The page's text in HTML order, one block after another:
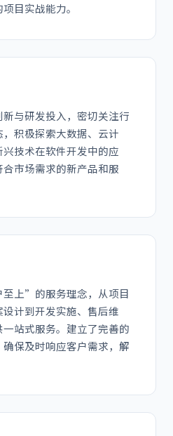
目实战能力。
与研发投入，密切关注行
积极探索大数据、云计
技术在软件开发中的应
市场需求的新产品和服
上”的服务理念，从项目
计到开发实施、售后维
站式服务。建立了完善的
保及时响应客户需求，解